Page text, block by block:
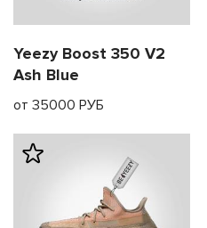
Yeezy Boost 350 V2
Ash Blue
от 35000 РУБ